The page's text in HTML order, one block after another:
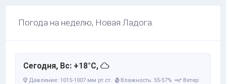
Погода на неделю, Новая Ладога.
Сегодня, Вс: +18°C,
Давление: 1015-1007 мм рт.ст. Влажность: 55-57%
Ветер: